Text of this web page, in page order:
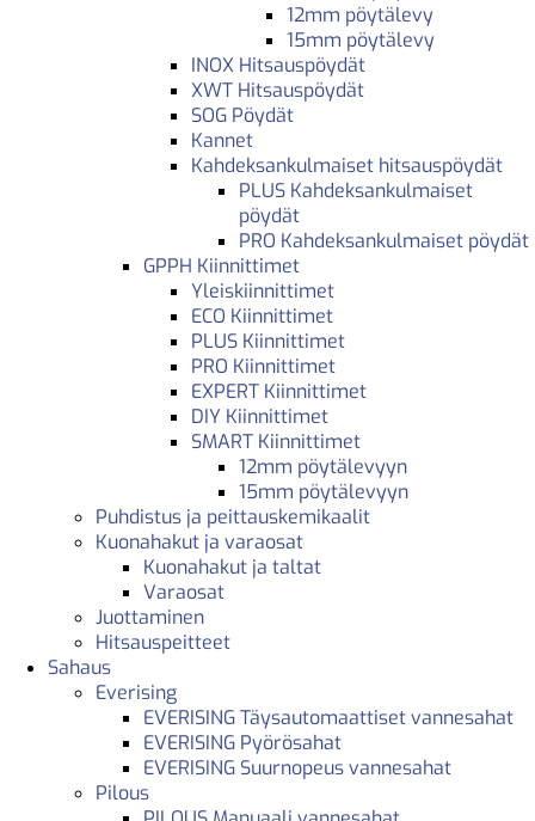
12mm pöytälevy
15mm pöytälevy
INOX Hitsauspöydät
XWT Hitsauspöydät
SOG Pöydät
Kannet
Kahdeksankulmaiset hitsauspöydät
PLUS Kahdeksankulmaiset
pöydät
PRO Kahdeksankulmaiset pöydät
GPPH Kiinnittimet
Yleiskiinnittimet
ECO Kiinnittimet
PLUS Kiinnittimet
PRO Kiinnittimet
EXPERT Kiinnittimet
DIY Kiinnittimet
SMART Kiinnittimet
12mm pöytälevyyn
15mm pöytälevyyn
Puhdistus ja peittauskemikaalit
Kuonahakut ja varaosat
Kuonahakut ja taltat
Varaosat
Juottaminen
Hitsauspeitteet
Sahaus
Everising
EVERISING Täysautomaattiset vannesahat
EVERISING Pyörösahat
EVERISING Suurnopeus vannesahat
Pilous